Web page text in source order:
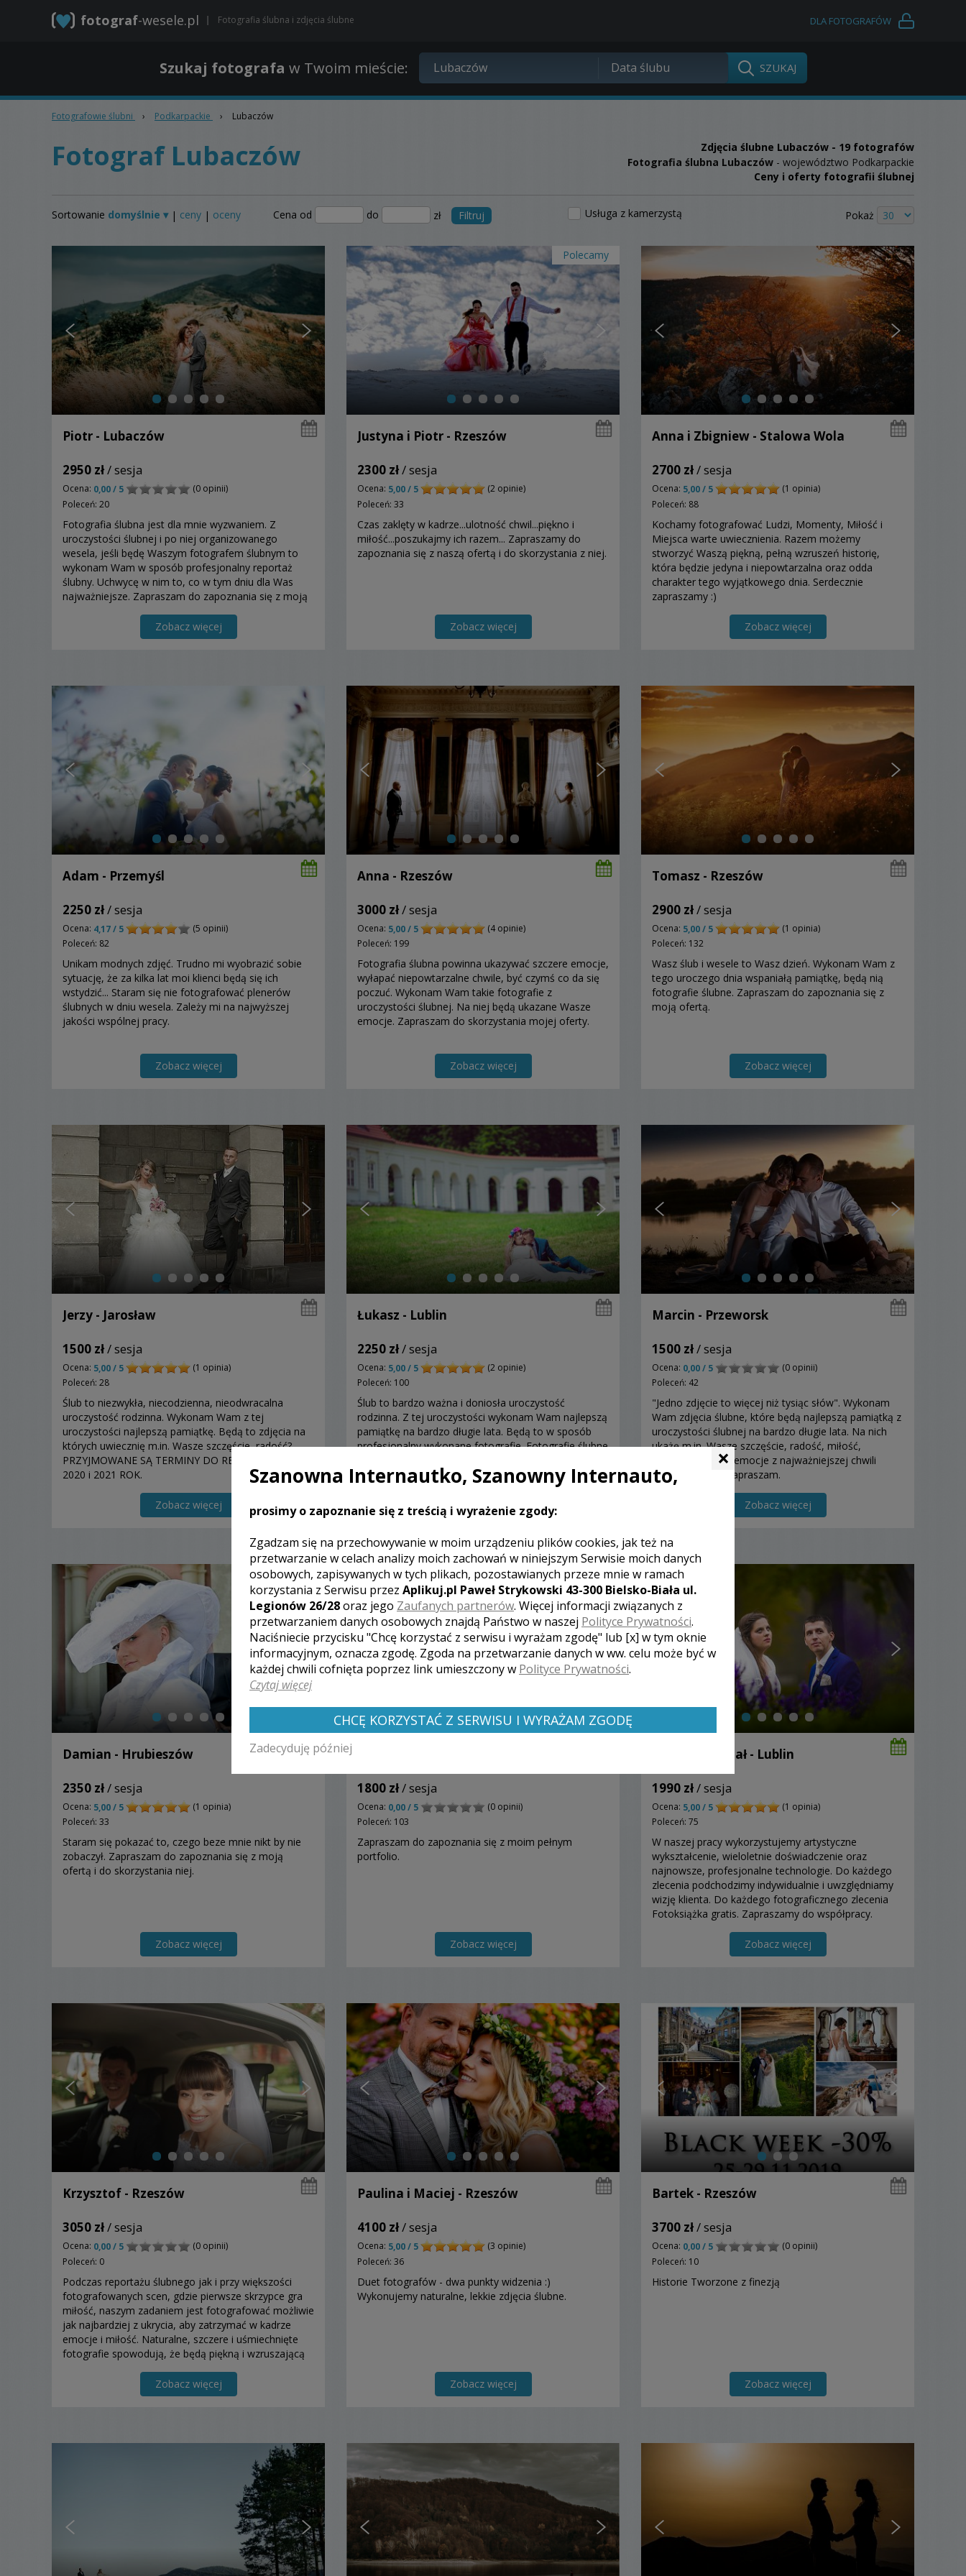
fotograf-wesele.pl Fotografia ślubna i zdjęcia ślubne DLA FOTOGRAFÓW
Szukaj fotografa w Twoim mieście:
Fotografowie ślubni › Podkarpackie › Lubaczów
Fotograf Lubaczów Zdjęcia ślubne Lubaczów - 19 fotografów
Fotografia ślubna Lubaczów - województwo Podkarpackie
Ceny i oferty fotografii ślubnej
Sortowanie domyślnie ▾ | ceny | oceny Cena od do zł Filtruj Usługa z kamerzystą Pokaż
Piotr - Lubaczów
2950 zł/ sesja
Ocena: 0,00 / 5
(0 opinii)
Poleceń: 20
Fotografia ślubna jest dla mnie wyzwaniem. Z
uroczystości ślubnej i po niej organizowanego
wesela, jeśli będę Waszym fotografem ślubnym to
wykonam Wam w sposób profesjonalny reportaż
ślubny. Uchwycę w nim to, co w tym dniu dla Was
najważniejsze. Zapraszam do zapoznania się z moją
Zobacz więcej
Polecamy
Justyna i Piotr - Rzeszów
2300 zł/ sesja
Ocena: 5,00 / 5
(2 opinie)
Poleceń: 33
Czas zaklęty w kadrze...ulotność chwil...piękno i
miłość...poszukajmy ich razem... Zapraszamy do
zapoznania się z naszą ofertą i do skorzystania z niej.
Zobacz więcej
Anna i Zbigniew - Stalowa Wola
2700 zł/ sesja
Ocena: 5,00 / 5
(1 opinia)
Poleceń: 88
Kochamy fotografować Ludzi, Momenty, Miłość i
Miejsca warte uwiecznienia. Razem możemy
stworzyć Waszą piękną, pełną wzruszeń historię,
która będzie jedyna i niepowtarzalna oraz odda
charakter tego wyjątkowego dnia. Serdecznie
zapraszamy :)
Zobacz więcej
Adam - Przemyśl
2250 zł/ sesja
Ocena: 4,17 / 5
(5 opinii)
Poleceń: 82
Unikam modnych zdjęć. Trudno mi wyobrazić sobie
sytuację, że za kilka lat moi klienci będą się ich
wstydzić... Staram się nie fotografować plenerów
ślubnych w dniu wesela. Zależy mi na najwyższej
jakości wspólnej pracy.
Zobacz więcej
Anna - Rzeszów
3000 zł/ sesja
Ocena: 5,00 / 5
(4 opinie)
Poleceń: 199
Fotografia ślubna powinna ukazywać szczere emocje,
wyłapać niepowtarzalne chwile, być czymś co da się
poczuć. Wykonam Wam takie fotografie z
uroczystości ślubnej. Na niej będą ukazane Wasze
emocje. Zapraszam do skorzystania mojej oferty.
Zobacz więcej
Tomasz - Rzeszów
2900 zł/ sesja
Ocena: 5,00 / 5
(1 opinia)
Poleceń: 132
Wasz ślub i wesele to Wasz dzień. Wykonam Wam z
tego uroczego dnia wspaniałą pamiątkę, będą nią
fotografie ślubne. Zapraszam do zapoznania się z
moją ofertą.
Zobacz więcej
Jerzy - Jarosław
1500 zł/ sesja
Ocena: 5,00 / 5
(1 opinia)
Poleceń: 28
Ślub to niezwykła, niecodzienna, nieodwracalna
uroczystość rodzinna. Wykonam Wam z tej
uroczystości najlepszą pamiątkę. Będą to zdjęcia na
których uwiecznię m.in. Wasze szczęście, radość?
PRZYJMOWANE SĄ TERMINY DO REALIZACJI NA
2020 i 2021 ROK.
Zobacz więcej
Łukasz - Lublin
2250 zł/ sesja
Ocena: 5,00 / 5
(2 opinie)
Poleceń: 100
Ślub to bardzo ważna i doniosła uroczystość
rodzinna. Z tej uroczystości wykonam Wam najlepszą
pamiątkę na bardzo długie lata. Będą to w sposób
profesjonalny wykonane fotografie. Fotografie ślubne
Zapraszam do zapoznania się z moją ofertą.
Zobacz więcej
Marcin - Przeworsk
1500 zł/ sesja
Ocena: 0,00 / 5
(0 opinii)
Poleceń: 42
"Jedno zdjęcie to więcej niż tysiąc słów". Wykonam
Wam zdjęcia ślubne, które będą najlepszą pamiątką z
uroczystości ślubnej na bardzo długie lata. Na nich
ukażę m.in. Wasze szczęście, radość, miłość,
wzruszenia i inne emocje z najważniejszej chwili
Waszego życia. Zapraszam.
Zobacz więcej
Damian - Hrubieszów
2350 zł/ sesja
Ocena: 5,00 / 5
(1 opinia)
Poleceń: 33
Staram się pokazać to, czego beze mnie nikt by nie
zobaczył. Zapraszam do zapoznania się z moją
ofertą i do skorzystania niej.
Zobacz więcej
1800 zł/ sesja
Ocena: 0,00 / 5
(0 opinii)
Poleceń: 103
Zapraszam do zapoznania się z moim pełnym
portfolio.
Zobacz więcej
Dorota i Michał - Lublin
1990 zł/ sesja
Ocena: 5,00 / 5
(1 opinia)
Poleceń: 75
W naszej pracy wykorzystujemy artystyczne
wykształcenie, wieloletnie doświadczenie oraz
najnowsze, profesjonalne technologie. Do każdego
zlecenia podchodzimy indywidualnie i uwzględniamy
wizję klienta. Do każdego fotograficznego zlecenia
Fotoksiążka gratis. Zapraszamy do współpracy.
Zobacz więcej
Krzysztof - Rzeszów
3050 zł/ sesja
Ocena: 0,00 / 5
(0 opinii)
Poleceń: 0
Podczas reportażu ślubnego jak i przy większości
fotografowanych scen, gdzie pierwsze skrzypce gra
miłość, naszym zadaniem jest fotografować możliwie
jak najbardziej z ukrycia, aby zatrzymać w kadrze
emocje i miłość. Naturalne, szczere i uśmiechnięte
fotografie spowodują, że będą piękną i wzruszającą
Zobacz więcej
Paulina i Maciej - Rzeszów
4100 zł/ sesja
Ocena: 5,00 / 5
(3 opinie)
Poleceń: 36
Duet fotografów - dwa punkty widzenia :)
Wykonujemy naturalne, lekkie zdjęcia ślubne.
Zobacz więcej
Bartek - Rzeszów
3700 zł/ sesja
Ocena: 0,00 / 5
(0 opinii)
Poleceń: 10
Historie Tworzone z finezją
Zobacz więcej
×
Szanowna Internautko, Szanowny Internauto,
prosimy o zapoznanie się z treścią i wyrażenie zgody:
Zgadzam się na przechowywanie w moim urządzeniu plików cookies, jak też na
przetwarzanie w celach analizy moich zachowań w niniejszym Serwisie moich danych
osobowych, zapisywanych w tych plikach, pozostawianych przeze mnie w ramach
korzystania z Serwisu przez Aplikuj.pl Paweł Strykowski 43-300 Bielsko-Biała ul.
Legionów 26/28oraz jego Zaufanych partnerów. Więcej informacji związanych z
przetwarzaniem danych osobowych znajdą Państwo w naszej Polityce Prywatności.
Naciśniecie przycisku "Chcę korzystać z serwisu i wyrażam zgodę" lub [x] w tym oknie
informacyjnym, oznacza zgodę. Zgoda na przetwarzanie danych w ww. celu może być w
każdej chwili cofnięta poprzez link umieszczony w Polityce Prywatności.
Czytaj więcej
CHCĘ KORZYSTAĆ Z SERWISU I WYRAŻAM ZGODĘ
Zadecyduję później